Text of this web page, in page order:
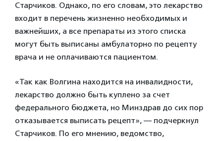
Старчиков. Однако, по его словам, это лекарство
входит в перечень жизненно необходимых и
важнейших, а все препараты из этого списка
могут быть выписаны амбулаторно по рецепту
врача и не оплачиваются пациентом.
«Так как Волгина находится на инвалидности,
лекарство должно быть куплено за счет
федерального бюджета, но Минздрав до сих пор
отказывается выписать рецепт», — подчеркнул
Старчиков. По его мнению, ведомство,